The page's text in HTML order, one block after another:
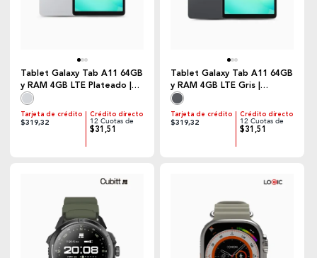
Tablet Galaxy Tab A11 64GB
y RAM 4GB LTE Plateado |
Samsung
Tarjeta de crédito
$319,32
Crédito directo
12 Cuotas de
$31,51
Tablet Galaxy Tab A11 64GB
y RAM 4GB LTE Gris |
Samsung
Tarjeta de crédito
$319,32
Crédito directo
12 Cuotas de
$31,51